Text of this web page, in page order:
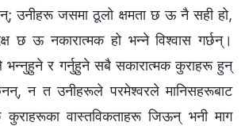
उनीहरू जसमा ठूलो क्षमता छ ऊ नै सही हो,
छ ऊ नकारात्मक हो भन्ने विश्‍वास गर्छन्।
र गर्नुहुने सबै सकारात्मक कुराहरू हुन्
न त उनीहरूले परमेश्‍वरले मानिसहरूबाट
कुराहरूका वास्तविकताहरू जिऊन् भनी माग